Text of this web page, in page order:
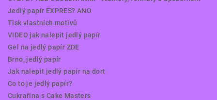
Jedlý papír EXPRES? ANO
Tisk vlastních motivů
VIDEO jak nalepit jedlý papír
Gel na jedlý papír ZDE
Brno, jedlý papír
Jak nalepit jedlý papír na dort
Co to je jedlý papír?
Cukrařina s Cake Masters